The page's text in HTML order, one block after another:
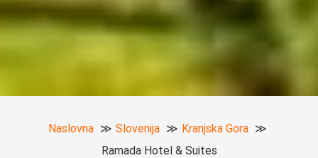
Naslovna Slovenija
Kranjska Gora
Ramada Hotel & Suites